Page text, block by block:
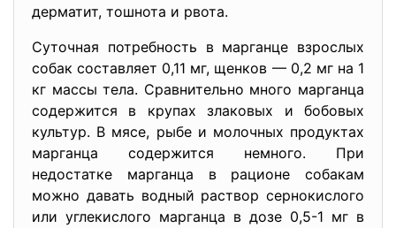
дерматит, тошнота и рвота.
Суточная потребность в марганце взрослых
собак составляет 0,11 мг, щенков — 0,2 мг на 1
кг массы тела. Сравнительно много марганца
содержится в крупах злаковых и бобовых
культур. В мясе, рыбе и молочных продуктах
марганца содержится немного. При
недостатке марганца в рационе собакам
можно давать водный раствор сернокислого
или углекислого марганца в дозе 0,5-1 мг в